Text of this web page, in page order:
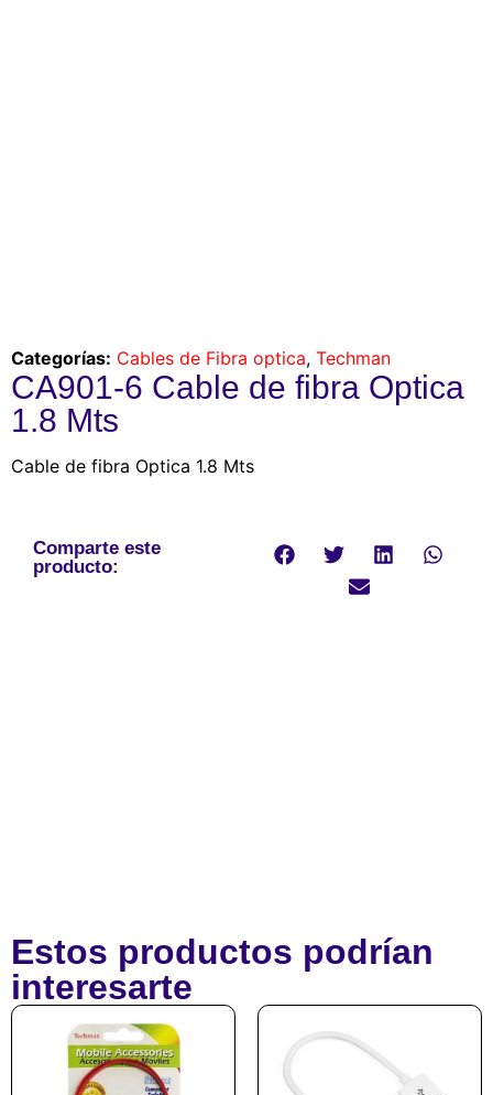
Categorías: Cables de Fibra optica, Techman
CA901-6 Cable de fibra Optica
1.8 Mts
Cable de fibra Optica 1.8 Mts
Comparte este
producto:
Estos productos podrían
interesarte